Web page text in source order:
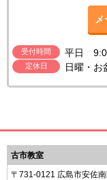
受付時間 平日
定休日 日曜・お
古市教室
〒731-0121 広島市安佐